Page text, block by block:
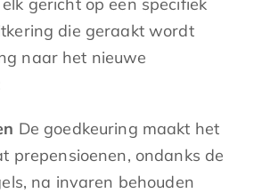
die geraakt wordt
naar het nieuwe
De goedkeuring maakt het
prepensioenen, ondanks de
na invaren behouden